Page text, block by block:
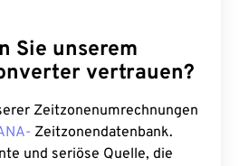
Sie unserem
vertrauen?
Zeitzonenumrechnungen
Zeitzonendatenbank.
und seriöse Quelle, die